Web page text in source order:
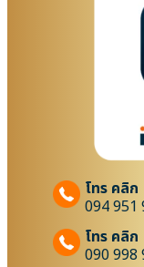
โทร คลิก
094 951
โทร คลิก
090 998